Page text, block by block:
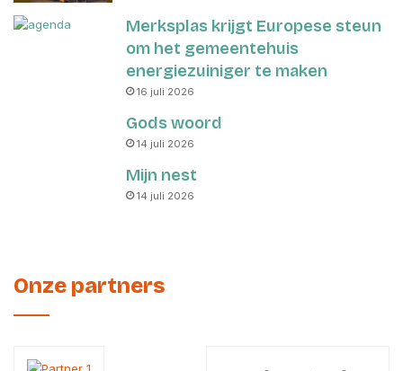
Merksplas krijgt Europese steun
om het gemeentehuis
energiezuiniger te maken
16 juli 2026
Gods woord
14 juli 2026
Mijn nest
14 juli 2026
Onze partners